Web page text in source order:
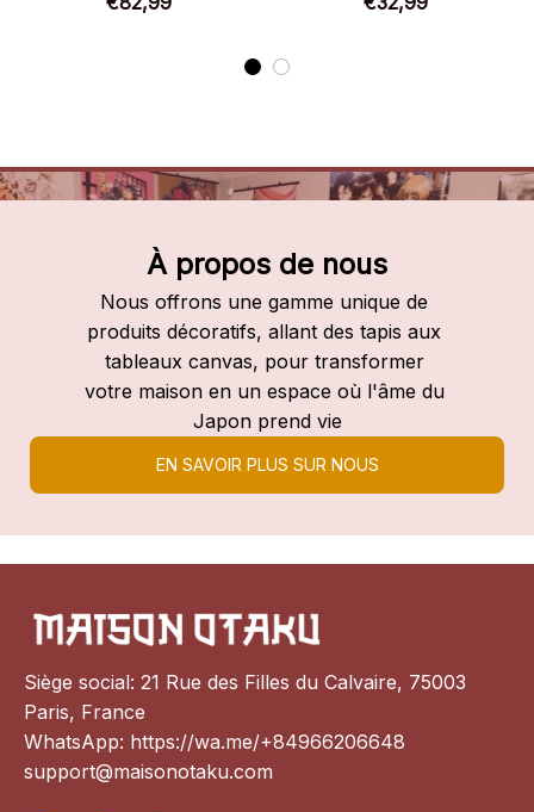
À propos de nous
Nous offrons une gamme unique de
produits décoratifs, allant des tapis aux
tableaux canvas, pour transformer
votre maison en un espace où l'âme du
Japon prend vie
EN SAVOIR PLUS SUR NOUS
Siège social: 21 Rue des Filles du Calvaire, 75003
Paris, France
WhatsApp: https://wa.me/+84966206648
support@maisonotaku.com